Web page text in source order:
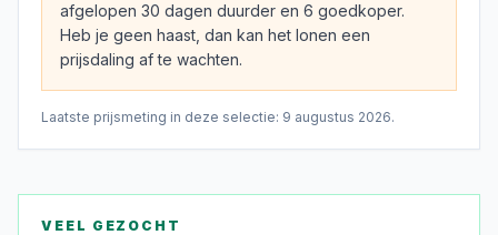
afgelopen 30 dagen duurder en 6 goedkoper.
Heb je geen haast, dan kan het lonen een
prijsdaling af te wachten.
Laatste prijsmeting in deze selectie: 9 augustus 2026.
VEEL GEZOCHT